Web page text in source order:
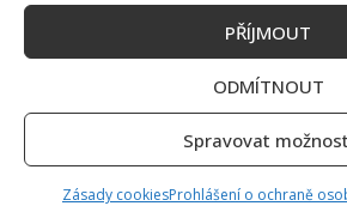
PŘÍJMOUT
ODMÍTNOUT
Spravovat
Zásady cookiesProhlášení o ochraně